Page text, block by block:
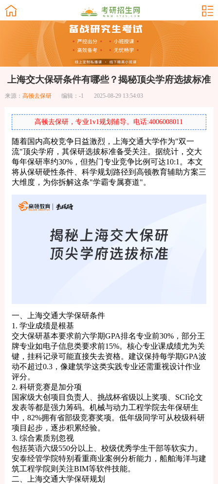
上海交大保研条件有哪些？揭秘顶尖学府选拔标准
来源： 高顿去保研 编辑：-1 2025-08-29 13:54:03
高顿去保研，专业1v1规划辅导。电话:4006008011
随着国内高校竞争日益激烈，上海交通大学作为"双一
流"顶尖学府，其保研选拔标准备受关注。据统计，交大
每年保研率约30%，但热门专业竞争比例可达10:1。本文
将从保研硬性条件、科学规划路径到高顿教育辅助方案三
大维度，为你拆解这条"学霸专属赛道"。
一、上海交通大学保研条件
1. 学业成绩是根基
交大保研基本要求前六学期GPA排名专业前30%，部分王
牌专业如电子信息类要求前15%。核心专业课成绩尤为关
键，挂科记录可能直接失去资格。建议保持每学期GPA波
动不超过0.3，像建筑学这类实践专业还需重视设计作业
评分。
2. 科研竞赛是加分项
国家级大创项目负责人、挑战杯省级以上奖项、SCI论文
发表等都是强力筹码。机械与动力工程学院去年保研生
中，82%拥有省部级竞赛奖项。低年级同学可从校级科研
项目起步，逐步积累经验。
3. 综合素质别忽视
包括英语六级550分以上、校级优秀学生干部等软实力。
安泰经管学院特别看重商业案例分析能力，船舶海洋与建
筑工程学院则关注BIM等软件技能。
二、上海交通大学保研规划